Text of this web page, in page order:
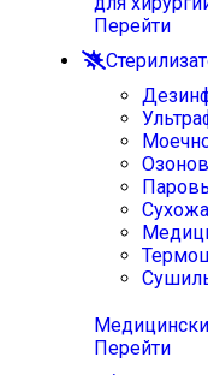
Перейти
Перейти